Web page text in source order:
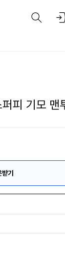
피 기모 맨
기